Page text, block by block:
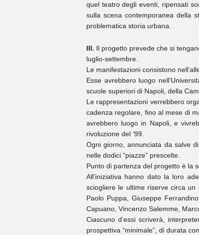
quel teatro degli eventi, ripensati
sulla scena contemporanea della
problematica storia urbana.
III. Il progetto prevede che si
luglio-settembre.
Le manifestazioni consistono
Esse avrebbero luogo
scuole superiori di Napoli, della
Le rappresentazioni verrebbero
cadenza regolare, fino al mese di
avrebbero luogo in Napoli, e
rivoluzione del ‘99.
Ogni giorno, annunciata da salve
nelle dodici “piazze” prescelte.
Punto di partenza del progetto è la
All’iniziativa hanno dato la loro
sciogliere le ultime riserve circa un
Paolo Puppa, Giuseppe
Capuano, Vincenzo Salemme,
Ciascuno d’essi scriverà,
prospettiva “minimale”, di durata